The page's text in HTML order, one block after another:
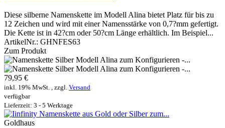
Diese silberne Namenskette im Modell Alina bietet Platz für bis zu
12 Zeichen und wird mit einer Namensstärke von 0,7?mm gefertigt.
Die Kette ist in 42?cm oder 50?cm Länge erhältlich. Im Beispiel...
ArtikelNr.: GHNFES63
Zum Produkt
79,95 €
inkl. 19% MwSt. , zzgl. Versand
verfügbar
Lieferzeit: 3 - 5 Werktage
Goldhaus